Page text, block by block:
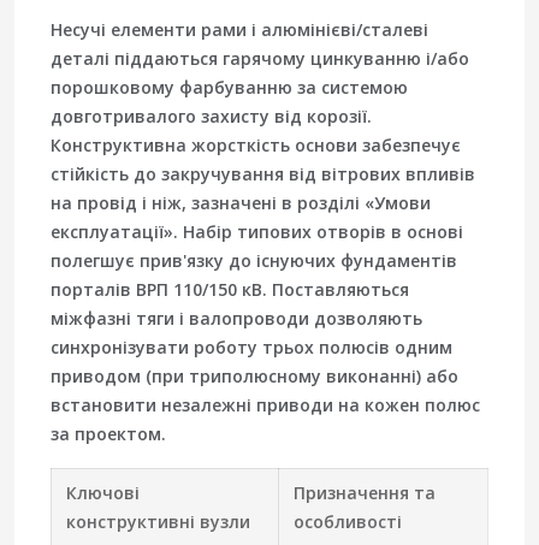
Несучі елементи рами і алюмінієві/сталеві
деталі піддаються гарячому цинкуванню і/або
порошковому фарбуванню за системою
довготривалого захисту від корозії.
Конструктивна жорсткість основи забезпечує
стійкість до закручування від вітрових впливів
на провід і ніж, зазначені в розділі «Умови
експлуатації». Набір типових отворів в основі
полегшує прив'язку до існуючих фундаментів
порталів ВРП 110/150 кВ. Поставляються
міжфазні тяги і валопроводи дозволяють
синхронізувати роботу трьох полюсів одним
приводом (при триполюсному виконанні) або
встановити незалежні приводи на кожен полюс
за проектом.
Ключові
конструктивні вузли
Призначення та
особливості